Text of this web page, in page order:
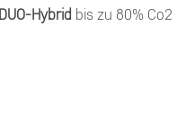
DUO-Hybrid bis zu 80% Co2